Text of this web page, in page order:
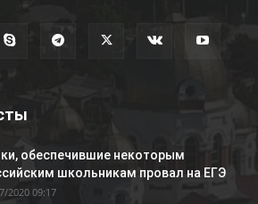
обеспечившие некоторым
школьникам провал на ЕГЭ
2020 09:17